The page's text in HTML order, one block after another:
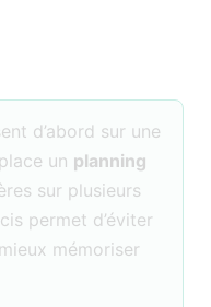
d’abord sur une
un planning
sur plusieurs
permet d’éviter
mémoriser